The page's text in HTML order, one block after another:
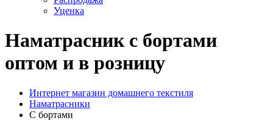
Уценка
Наматрасник с бортами
оптом и в розницу
Интернет магазин домашнего текстиля
Наматрасники
С бортами